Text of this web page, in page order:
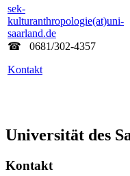
sek-
kulturanthropologie(at)uni-
saarland.de
☎
0681/302­-4357
Kontakt
Universität des
Kontakt